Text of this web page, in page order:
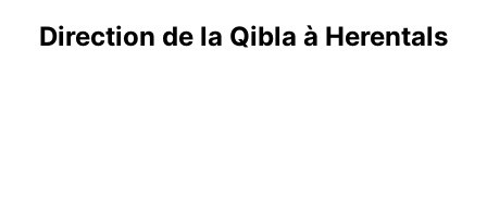
Direction de la Qibla à Herentals